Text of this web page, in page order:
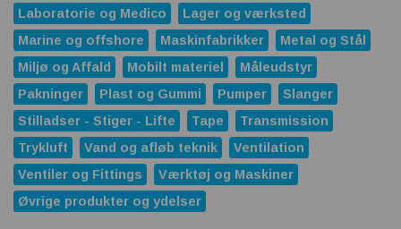
Laboratorie og Medico
Lager og værksted
Marine og offshore
Maskinfabrikker
Metal og Stål
Miljø og Affald
Mobilt materiel
Måleudstyr
Pakninger
Plast og Gummi Pumper
Slanger
Stilladser - Stiger - Lifte
Tape
Transmission
Trykluft
Vand og afløb teknik
Ventilation
Ventiler og Fittings
Værktøj og Maskiner
Øvrige produkter og ydelser